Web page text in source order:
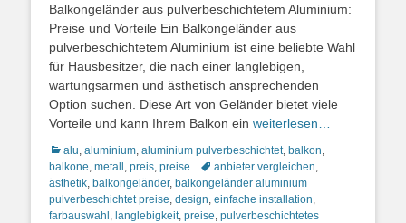
Balkongeländer aus pulverbeschichtetem Aluminium:
Preise und Vorteile Ein Balkongeländer aus
pulverbeschichtetem Aluminium ist eine beliebte Wahl
für Hausbesitzer, die nach einer langlebigen,
wartungsarmen und ästhetisch ansprechenden
Option suchen. Diese Art von Geländer bietet viele
Vorteile und kann Ihrem Balkon ein weiterlesen…
Kategorien
alu aluminium aluminium pulverbeschichtet, balkon
balkone metall preis preise Schlagworte
anbieter vergleichen
ästhetik balkongeländer, balkongeländer aluminium
pulverbeschichtet preise design einfache installation
farbauswahl langlebigkeit, preise pulverbeschichtetes